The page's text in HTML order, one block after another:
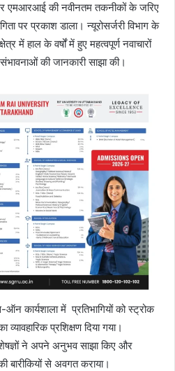
एमआरआई की नवीनतम तकनीकों के जरिए
पर प्रकाश डाला। न्यूरोसर्जरी विभाग के
में हाल के वर्षों में हुए महत्वपूर्ण नवाचारों
की जानकारी साझा की।
कार्यशाला में प्रतिभागियों को स्ट्रोक
प्रशिक्षण दिया गया।
ने अपने अनुभव साझा किए और
बारीकियों से अवगत कराया।